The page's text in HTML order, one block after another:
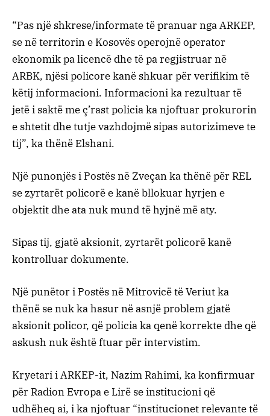
“Pas një shkrese/informate të pranuar nga ARKEP,
se në territorin e Kosovës operojnë operator
ekonomik pa licencë dhe të pa regjistruar në
ARBK, njësi policore kanë shkuar për verifikim të
këtij informacioni. Informacioni ka rezultuar të
jetë i saktë me ç’rast policia ka njoftuar prokurorin
e shtetit dhe tutje vazhdojmë sipas autorizimeve te
tij”, ka thënë Elshani.
Një punonjës i Postës në Zveçan ka thënë për REL
se zyrtarët policorë e kanë bllokuar hyrjen e
objektit dhe ata nuk mund të hyjnë më aty.
Sipas tij, gjatë aksionit, zyrtarët policorë kanë
kontrolluar dokumente.
Një punëtor i Postës në Mitrovicë të Veriut ka
thënë se nuk ka hasur në asnjë problem gjatë
aksionit policor, që policia ka qenë korrekte dhe që
askush nuk është ftuar për intervistim.
Kryetari i ARKEP-it, Nazim Rahimi, ka konfirmuar
për Radion Evropa e Lirë se institucioni që
udhëheq ai, i ka njoftuar “institucionet relevante të